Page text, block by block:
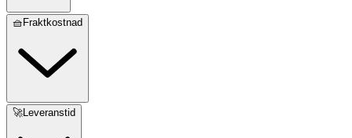
🧺Fraktkostnad
🚀Leveranstid